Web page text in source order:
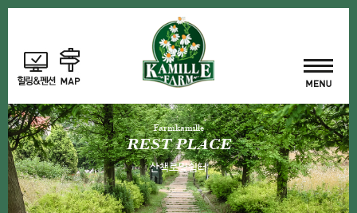
Farmkamille
REST PLACE
산책로및쉼터